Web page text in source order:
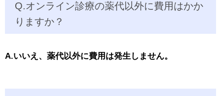
Q.オンライン診療の薬代以外に費用はかか
りますか？
A.いいえ、薬代以外に費用は発生しません。